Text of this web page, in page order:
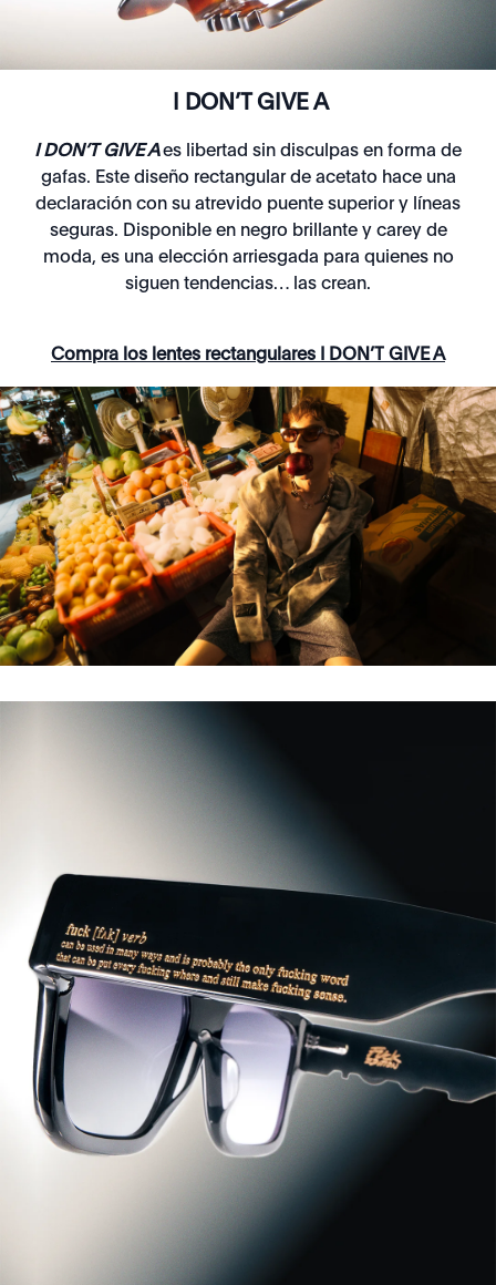
I DON’T GIVE A
I DON’T GIVE Aes libertad sin disculpas en forma de
gafas. Este diseño rectangular de acetato hace una
declaración con su atrevido puente superior y líneas
seguras. Disponible en negro brillante y carey de
moda, es una elección arriesgada para quienes no
siguen tendencias… las crean.
Compra los lentes rectangulares I DON’T GIVE A